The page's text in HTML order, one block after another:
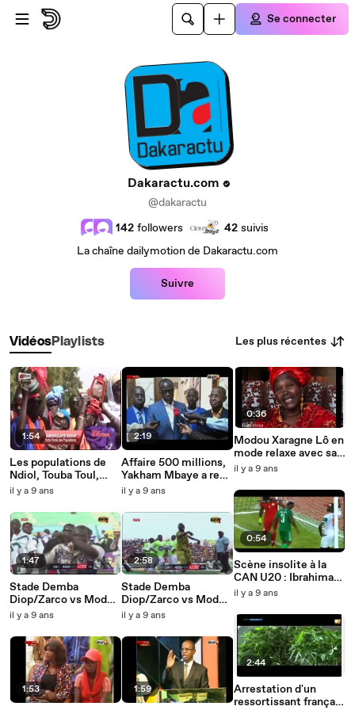
Passer au contenu principal
Se connecter
Dakaractu.com
@dakaractu
142 followers 42 suivis
La chaîne dailymotion de Dakaractu.com
Suivre
VidéosPlaylists Les plus récentes
1:54
Les populations de
Ndiol, Touba Toul,
réclament de
il y a 9 ans
1:47
Stade Demba
Diop/Zarco vs Modou
Anta : Le Touss de
il y a 9 ans
1:53
2:19
Affaire 500 millions,
Yakham Mbaye a reçu
Sidi Lamine Niass
il y a 9 ans
2:58
Stade Demba
Diop/Zarco vs Modou
Anta : Le Touss de
il y a 9 ans
1:59
0:36
Modou Xaragne Lô en
mode relaxe avec sa
famille
il y a 9 ans
0:54
Scène insolite à la
CAN U20 : Ibrahima
Ndiaye jette un
de la Zambie
il y a 9 ans
2:44
Arrestation d'un
ressortissant français